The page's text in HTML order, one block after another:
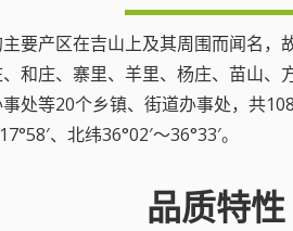
要产区在吉山上及其周围而闻名，
和庄、寨里、羊里、杨庄、苗山
处等20个乡镇、街道办事处，共
、北纬36°02′～36°33′。
品质特性